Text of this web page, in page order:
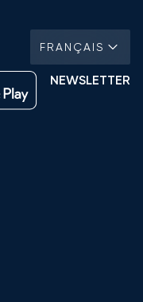
FRANÇAIS
NEWSLETTER